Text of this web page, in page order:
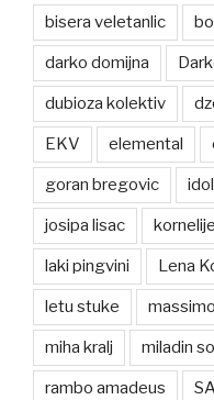
bisera veletanlic
darko domijna
dubioza kolektiv
EKV elemental
goran bregovic
josipa lisac
laki pingvini Lena
letu stuke
miha kralj miladin
rambo amadeus